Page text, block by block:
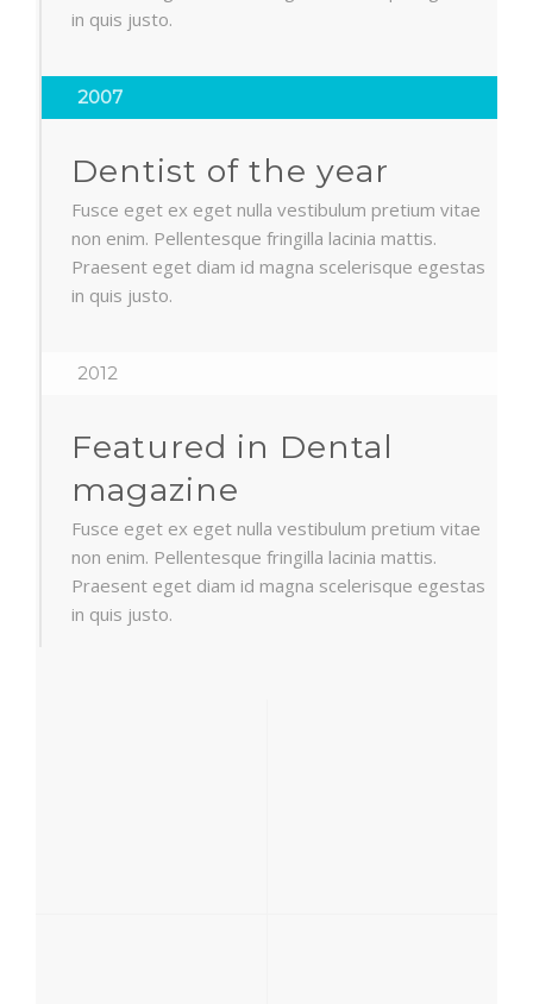
in quis justo.
2007
Dentist of the year
Fusce eget ex eget nulla vestibulum pretium vitae
non enim. Pellentesque fringilla lacinia mattis.
Praesent eget diam id magna scelerisque egestas
in quis justo.
2012
Featured in Dental
magazine
Fusce eget ex eget nulla vestibulum pretium vitae
non enim. Pellentesque fringilla lacinia mattis.
Praesent eget diam id magna scelerisque egestas
in quis justo.